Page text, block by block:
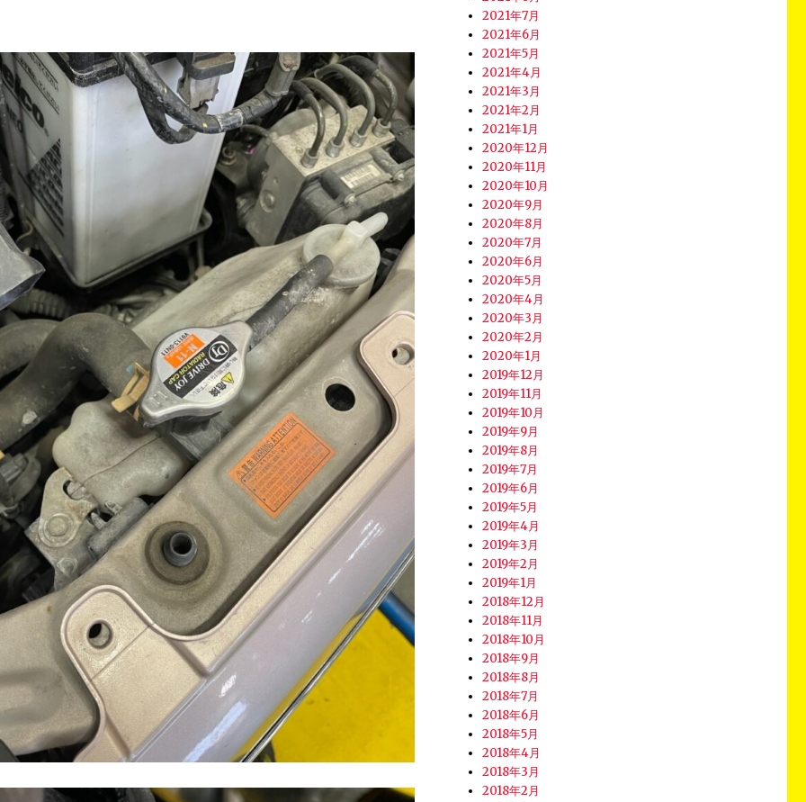
2021年7月
2021年6月
2021年5月
2021年4月
2021年3月
2021年2月
2021年1月
2020年12月
2020年11月
2020年10月
2020年9月
2020年8月
2020年7月
2020年6月
2020年5月
2020年4月
2020年3月
2020年2月
2020年1月
2019年12月
2019年11月
2019年10月
2019年9月
2019年8月
2019年7月
2019年6月
2019年5月
2019年4月
2019年3月
2019年2月
2019年1月
2018年12月
2018年11月
2018年10月
2018年9月
2018年8月
2018年7月
2018年6月
2018年5月
2018年4月
2018年3月
2018年2月